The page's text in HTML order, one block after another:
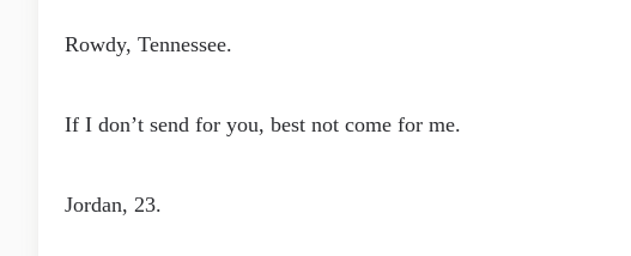
Rowdy, Tennessee.
If I don’t send for you, best not come for me.
Jordan, 23.